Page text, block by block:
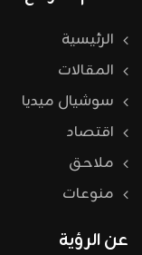
الرئيسية
المقالات
سوشيال ميديا
اقتصاد
ملاحق
منوعات
عن الرؤية